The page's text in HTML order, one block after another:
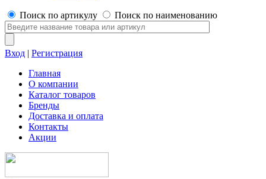
Поиск по артикулу Поиск по наименованию
Вход | Регистрация
Главная
О компании
Каталог товаров
Бренды
Доставка и оплата
Контакты
Акции